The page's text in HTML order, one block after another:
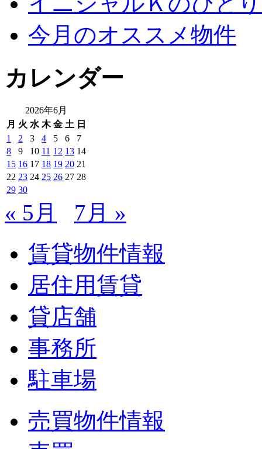
今月のオススメ物件
カレンダー
2026年6月
月 火 水 木 金 土 日
1
2 3 4 5 6
7
8
9 10 11 12 13 14
15 16 17 18 19 20 21
22 23 24 25 26 27 28
29 30
« 5月
7月 »
賃貸物件情報
居住用賃貸
貸店舗
事務所
駐車場
売買物件情報